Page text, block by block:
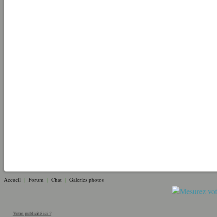
Accueil | Forum | Chat | Galeries photos
Votre publicité ici ?